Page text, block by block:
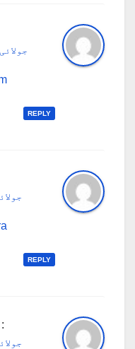
جولائی 24, 2025 وقت 11:43 صبح
REPLY
جولائی 24, 2025 وقت
REPLY
نے کہا:
جولائی 25, 2025 وقت